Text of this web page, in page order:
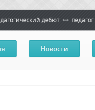
дебют
Новости